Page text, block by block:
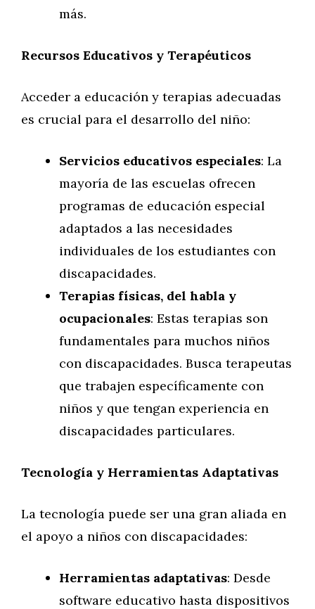
más.
Recursos Educativos y Terapéuticos
Acceder a educación y terapias adecuadas
es crucial para el desarrollo del niño:
Servicios educativos especiales: La
mayoría de las escuelas ofrecen
programas de educación especial
adaptados a las necesidades
individuales de los estudiantes con
discapacidades.
Terapias físicas, del habla y
ocupacionales: Estas terapias son
fundamentales para muchos niños
con discapacidades. Busca terapeutas
que trabajen específicamente con
niños y que tengan experiencia en
discapacidades particulares.
Tecnología y Herramientas Adaptativas
La tecnología puede ser una gran aliada en
el apoyo a niños con discapacidades:
Herramientas adaptativas: Desde
software educativo hasta dispositivos